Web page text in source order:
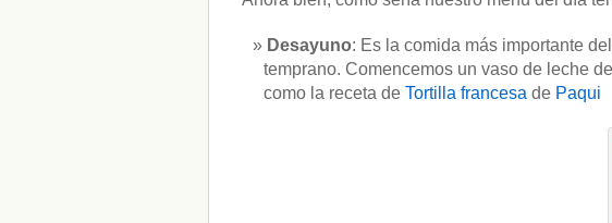
Desayuno: Es la comida más importante
temprano. Comencemos un vaso de leche
como la receta de Tortilla francesa de Paqui